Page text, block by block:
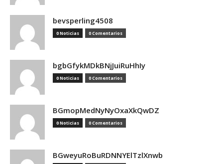
bevsperling4508
0 Noticias 0 Comentarios
bgbGfykMDkBNjJuiRuHhIy
0 Noticias 0 Comentarios
BGmopMedNyNyOxaXkQwDZ
0 Noticias 0 Comentarios
BGweyuRoBuRDNNYElTzlXnwb